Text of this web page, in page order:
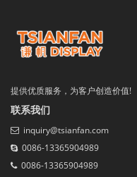
提供优质服务，为客户创造价值!
联系我们
inquiry@tsianfan.com
0086-13365904989
0086-13365904989